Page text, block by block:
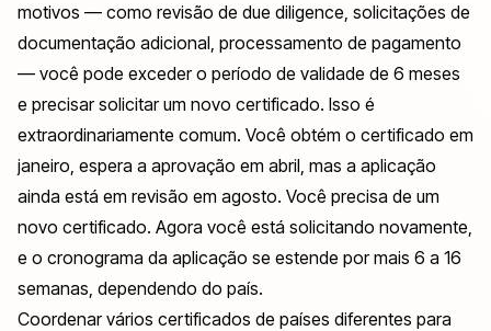
motivos — como revisão de due diligence, solicitações de
documentação adicional, processamento de pagamento
— você pode exceder o período de validade de 6 meses
e precisar solicitar um novo certificado. Isso é
extraordinariamente comum. Você obtém o certificado em
janeiro, espera a aprovação em abril, mas a aplicação
ainda está em revisão em agosto. Você precisa de um
novo certificado. Agora você está solicitando novamente,
e o cronograma da aplicação se estende por mais 6 a 16
semanas, dependendo do país.
Coordenar vários certificados de países diferentes para